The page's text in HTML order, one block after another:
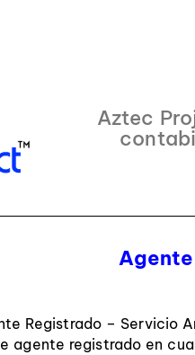
Aztec
Registrado – Servicio
agente registrado en